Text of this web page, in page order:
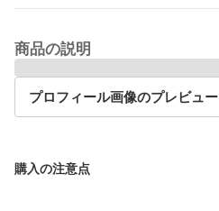
商品の説明
プロフィール画像のプレビュー
購入の注意点